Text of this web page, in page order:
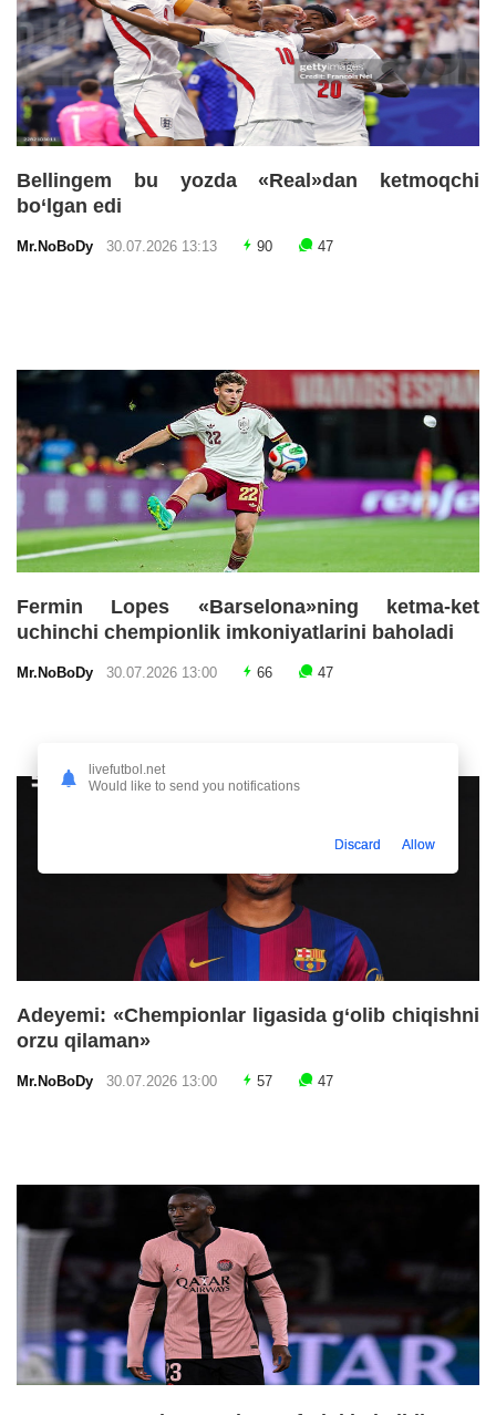
Bellingem bu yozda «Real»dan ketmoqchi
bo‘lgan edi
Mr.NoBoDy 30.07.2026 13:13 90 47
Fermin Lopes «Barselona»ning ketma-ket
uchinchi chempionlik imkoniyatlarini baholadi
Mr.NoBoDy 30.07.2026 13:00 66 47
Adeyemi: «Chempionlar ligasida g‘olib chiqishni
orzu qilaman»
Mr.NoBoDy 30.07.2026 13:00 57 47
livefutbol.net
Would like to send you notifications
Discard Allow